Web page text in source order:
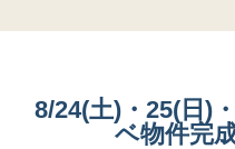
8/24(土)・25(日)
ベ物件完